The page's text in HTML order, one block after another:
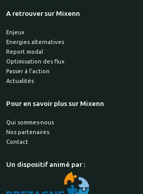
A retrouver sur Mixenn
Enjeux
Energies alternatives
Report modal
Optimisation des flux
Passer à l’action
Actualités
Pour en savoir plus sur Mixenn
Qui sommes-nous
Nos partenaires
Contact
Un dispositif animé par :